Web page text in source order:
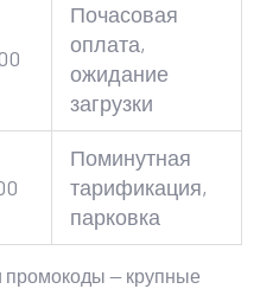
Почасовая
оплата,
ожидание
загрузки
Поминутная
тарификация,
парковка
промокоды — крупные